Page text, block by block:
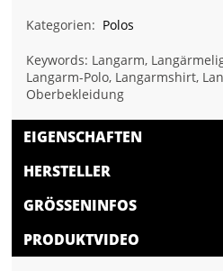
Kategorien: Polos
Keywords: Langarm,
Langarm-Polo, Langarmshirt,
Oberbekleidung
EIGENSCHAFTEN
HERSTELLER
GRÖSSENINFOS
PRODUKTVIDEO